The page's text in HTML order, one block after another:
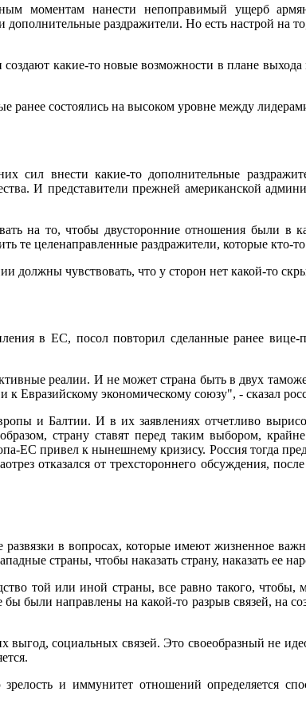
нанести непоправимый ущерб
раздражители. Но есть настрой на
то новые возможности в плане выхода
ранее состоялись на высоком уровне между
сил внести какие-то дополнительные
И представители прежней американской
чтобы двусторонние отношения были в
те целенаправленные раздражители, которые кто-
чувствовать, что у сторон нет какой-то
в ЕС, посол повторил сделанные ранее
И не может страна быть в двух
Евразийскому экономическому союзу", - сказал
и Балтии. И в их заявлениях отчетливо
страну ставят перед таким выбором,
ЕС привел к нынешнему кризису. Россия тогда
отказался от трехстороннего обсуждения,
в вопросах, которые имеют жизненное
страны, чтобы наказать страну, наказать ее
иной страны, все равно такого, чтобы,
были направлены на какой-то разрыв связей, на
выгод, социальных связей. Это своеобразный не
и иммунитет отношений определяется